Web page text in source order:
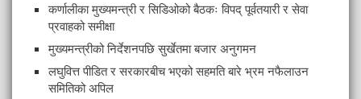
कर्णालीका मुख्यमन्त्री र सिडिओको बैठकः विपद् पूर्वतयारी र सेवा
प्रवाहको समीक्षा
मुख्यमन्त्रीको निर्देशनपछि सुर्खेतमा बजार अनुगमन
लघुवित्त पीडित र सरकारबीच भएको सहमति बारे भ्रम नफैलाउन
समितिको अपिल